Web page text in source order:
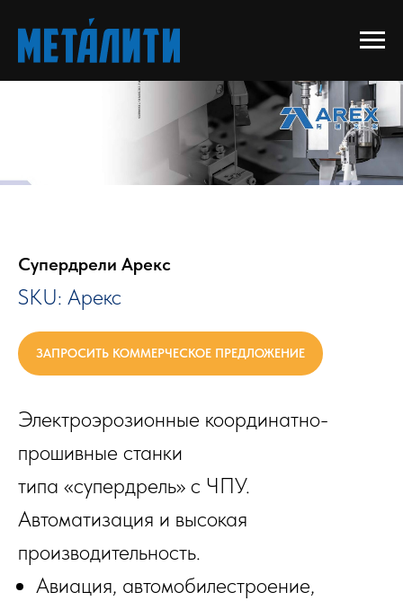
Супердрели Арекс
SKU: Арекс
ЗАПРОСИТЬ КОММЕРЧЕСКОЕ ПРЕДЛОЖЕНИЕ
Электроэрозионные координатно-
прошивные станки
типа «супердрель» с ЧПУ.
Автоматизация и высокая
производительность.
Авиация, автомобилестроение,